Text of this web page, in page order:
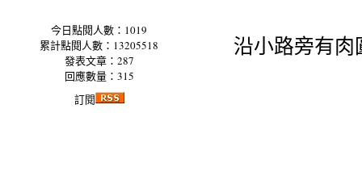
今日點閱人數：1019
累計點閱人數：13205518
發表文章：287
回應數量：315
訂閱
沿小路旁有